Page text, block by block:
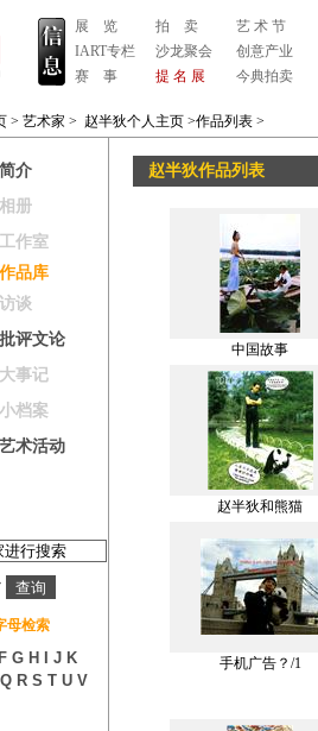
展 览
IART专栏
赛 事
拍 卖
沙龙聚会
提 名 展
艺 术 节
创意产业
今典拍卖
> 艺术家 > 赵半狄个人主页 >作品列表 >
介
册
作室
品库
谈
评文论
事记
档案
术活动
母检索
F G H J K
Q R S T U V
赵半狄作品列表
中国故事
赵半狄和熊猫
手机广告？/1